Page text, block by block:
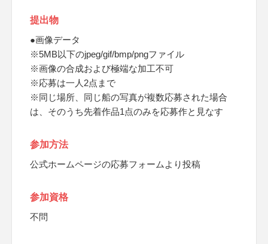
提出物
●画像データ
※5MB以下のjpeg/gif/bmp/pngファイル
※画像の合成および極端な加工不可
※応募は一人2点まで
※同じ場所、同じ船の写真が複数応募された場合
は、そのうち先着作品1点のみを応募作と見なす
参加方法
公式ホームページの応募フォームより投稿
参加資格
不問